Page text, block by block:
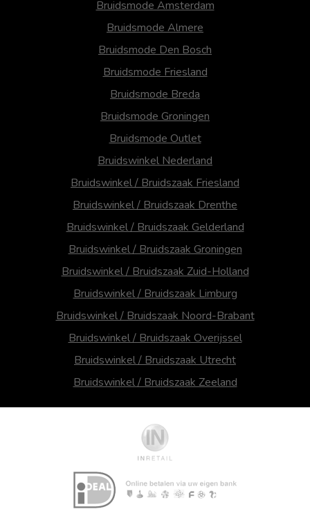
Bruidsmode Amsterdam
Bruidsmode Almere
Bruidsmode Den Bosch
Bruidsmode Friesland
Bruidsmode Breda
Bruidsmode Groningen
Bruidsmode Outlet
Bruidswinkel Nederland
Bruidswinkel / Bruidszaak Friesland
Bruidswinkel / Bruidszaak Drenthe
Bruidswinkel / Bruidszaak Gelderland
Bruidswinkel / Bruidszaak Groningen
Bruidswinkel / Bruidszaak Zuid-Holland
Bruidswinkel / Bruidszaak Limburg
Bruidswinkel / Bruidszaak Noord-Brabant
Bruidswinkel / Bruidszaak Overijssel
Bruidswinkel / Bruidszaak Utrecht
Bruidswinkel / Bruidszaak Zeeland